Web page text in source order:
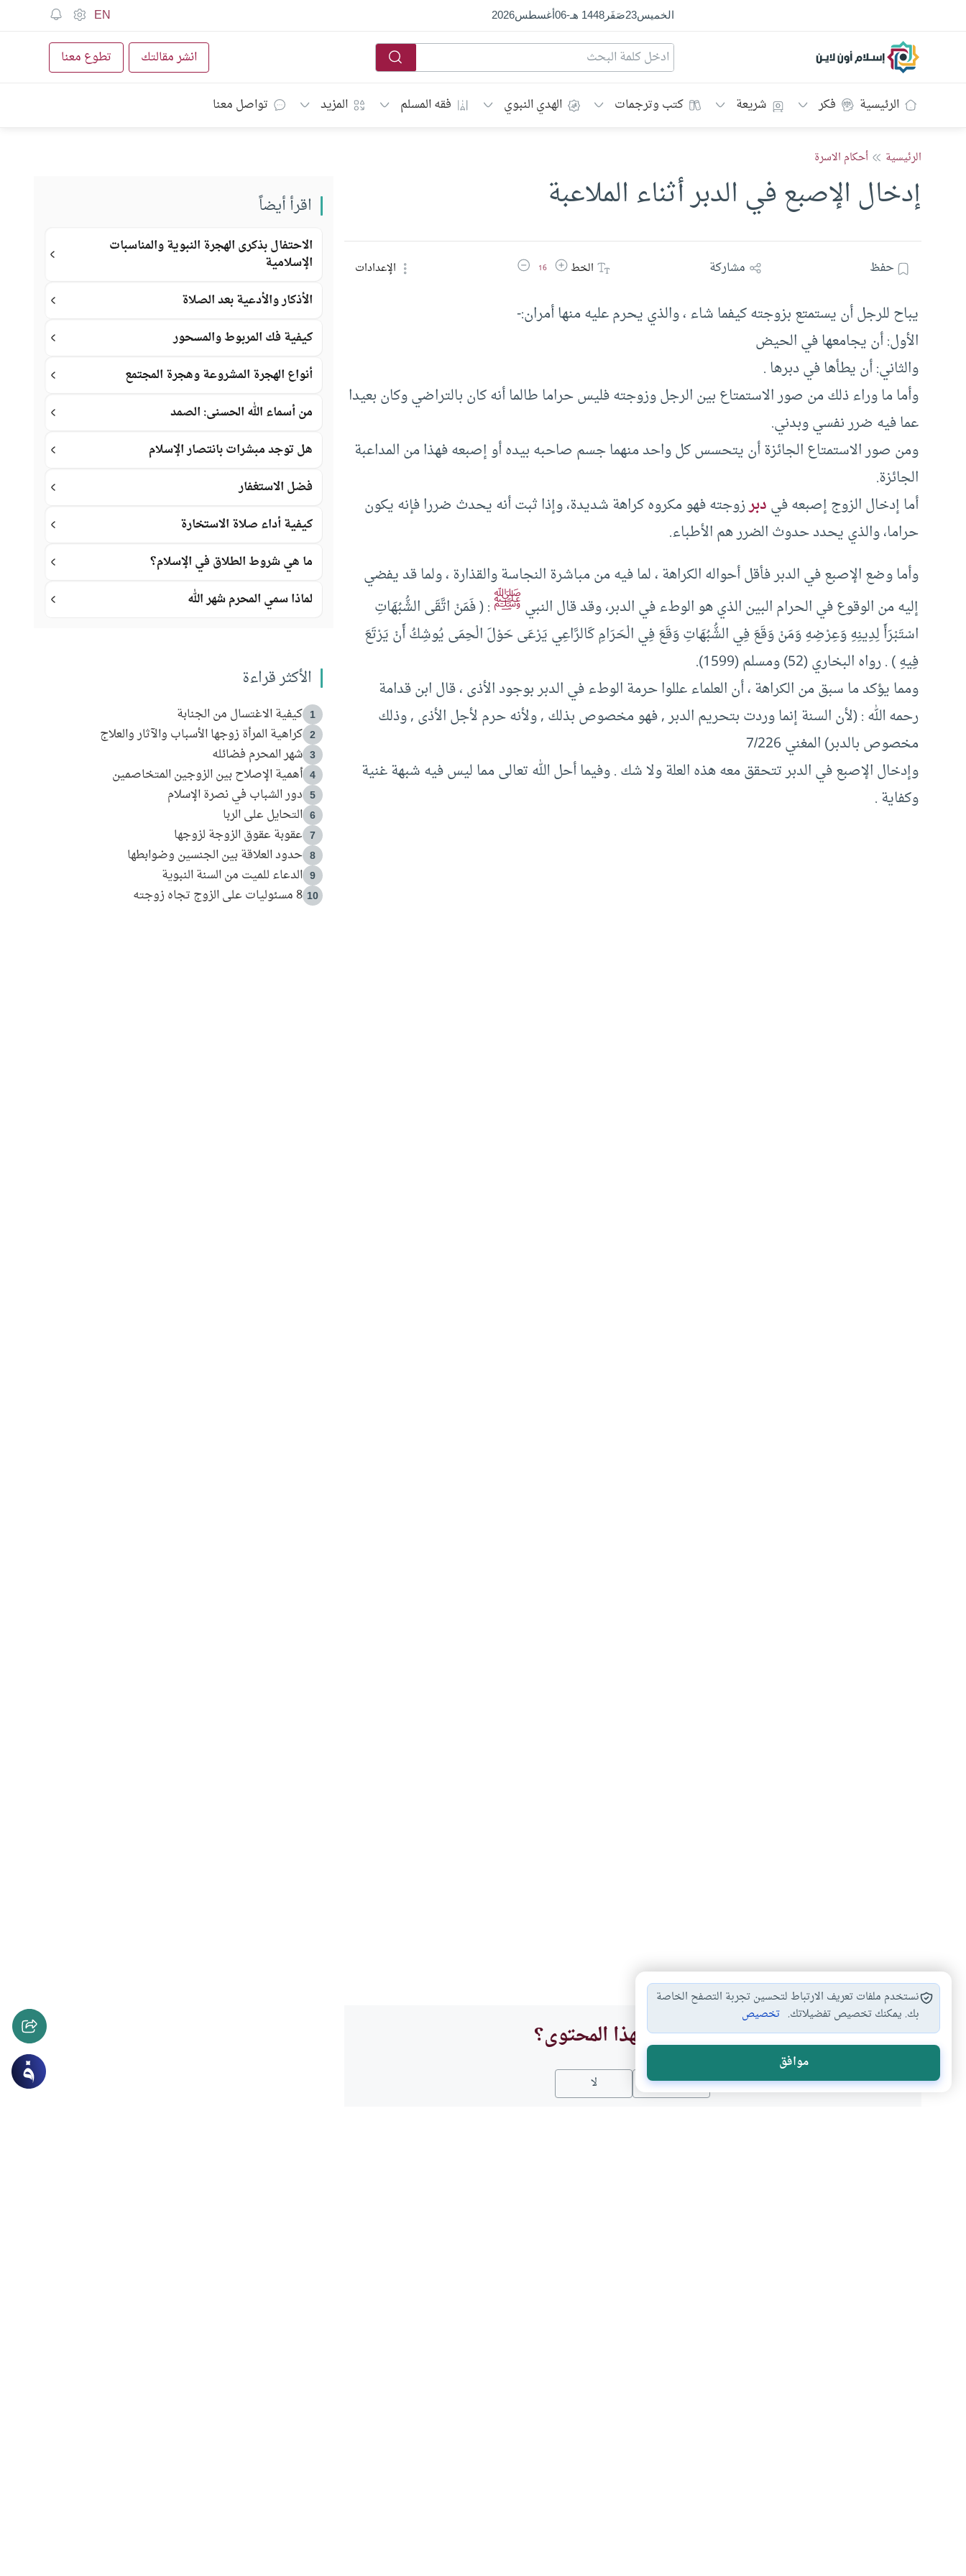
الخميس23صَفَر1448 هـ -
06أغسطس2026
EN
إسلام أون لاين انشر مقالتك تطوع معنا
الرئيسية فكر شريعة كتب وترجمات الهدي النبوي فقه المسلم المزيد تواصل معنا
الرئيسية أحكام الاسرة
إدخال الإصبع في الدبر أثناء الملاعبة
حفظ مشاركة الخطزيادة حجم الخط
16 تقليل حجم الخط الإعدادات
يباح للرجل أن يستمتع بزوجته كيفما شاء ، والذي يحرم عليه منها أمران:-
الأول: أن يجامعها في الحيض
والثاني: أن يطأها في دبرها .
وأما ما وراء ذلك من صور الاستمتاع بين الرجل وزوجته فليس حراما طالما أنه كان بالتراضي وكان بعيدا
عما فيه ضرر نفسي وبدني.
ومن صور الاستمتاع الجائزة أن يتحسس كل واحد منهما جسم صاحبه بيده أو إصبعه فهذا من المداعبة
الجائزة.
أما إدخال الزوج إصبعه فيدبرزوجته فهو مكروه كراهة شديدة، وإذا ثبت أنه يحدث ضررا فإنه يكون
حراما، والذي يحدد حدوث الضرر هم الأطباء.
وأما وضع الإصبع في الدبر فأقل أحواله الكراهة ، لما فيه من مباشرة النجاسة والقذارة ، ولما قد يفضي
إليه من الوقوع في الحرام البين الذي هو الوطء في الدبر، وقد قال النبيﷺ: ( فَمَنْ اتَّقَى الشُّبُهَاتِ
اسْتَبْرَأَ لِدِينِهِ وَعِرْضِهِ وَمَنْ وَقَعَ فِي الشُّبُهَاتِ وَقَعَ فِي الْحَرَامِ كَالرَّاعِي يَرْعَى حَوْلَ الْحِمَى يُوشِكُ أَنْ يَرْتَعَ
فِيهِ ) . رواه البخاري (52) ومسلم (1599).
ومما يؤكد ما سبق من الكراهة ، أن العلماء عللوا حرمة الوطء في الدبر بوجود الأذى ، قال ابن قدامة
رحمه الله : (لأن السنة إنما وردت بتحريم الدبر , فهو مخصوص بذلك , ولأنه حرم لأجل الأذى , وذلك
مخصوص بالدبر) المغني 7/226
وإدخال الإصبع في الدبر تتحقق معه هذه العلة ولا شك . وفيما أحل الله تعالى مما ليس فيه شبهة غنية
وكفاية .
هل انتفعت بهذا المحتوى؟
نعم لا
اقرأ أيضاً
الاحتفال بذكرى الهجرة النبوية والمناسبات
الإسلامية
الأذكار والأدعية بعد الصلاة
كيفية فك المربوط والمسحور
أنواع الهجرة المشروعة وهجرة المجتمع
من أسماء الله الحسنى: الصمد
هل توجد مبشرات بانتصار الإسلام
فضل الاستغفار
كيفية أداء صلاة الاستخارة
ما هي شروط الطلاق في الإسلام؟
لماذا سمي المحرم شهر الله
الأكثر قراءة
1 كيفية الاغتسال من الجنابة
2 كراهية المرأة زوجها الأسباب والآثار والعلاج
3 شهر المحرم فضائله
4 أهمية الإصلاح بين الزوجين المتخاصمين
5 دور الشباب في نصرة الإسلام
6 التحايل على الربا
7 عقوبة عقوق الزوجة لزوجها
8 حدود العلاقة بين الجنسين وضوابطها
9 الدعاء للميت من السنة النبوية
10 8 مسئوليات على الزوج تجاه زوجته
نستخدم ملفات تعريف الارتباط لتحسين تجربة التصفح الخاصة
بك. يمكنك تخصيص تفضيلاتك. تخصيص
موافق